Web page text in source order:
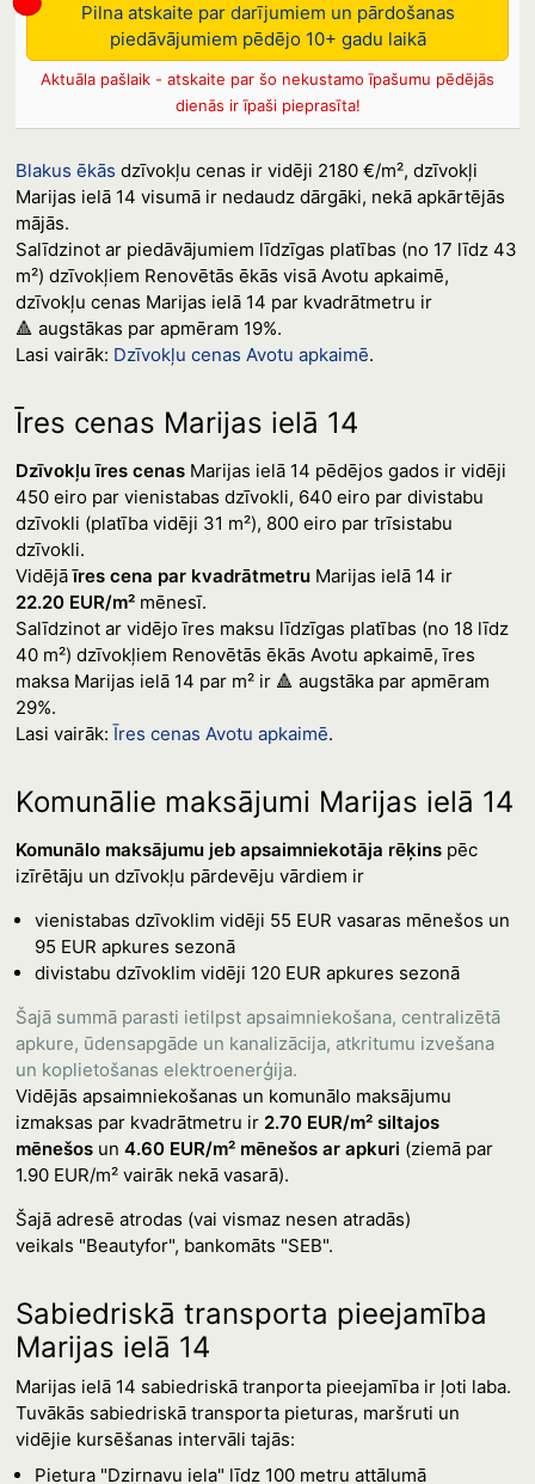
Pilna atskaite par darījumiem un pārdošanas
piedāvājumiem pēdējo 10+ gadu laikā
Aktuāla pašlaik - atskaite par šo nekustamo īpašumu pēdējās
dienās ir īpaši pieprasīta!
Blakus ēkās dzīvokļu cenas ir vidēji 2180 €/m², dzīvokļi
Marijas ielā 14 visumā ir nedaudz dārgāki, nekā apkārtējās
mājās.
Salīdzinot ar piedāvājumiem līdzīgas platības (no 17 līdz 43
m²) dzīvokļiem Renovētās ēkās visā Avotu apkaimē,
dzīvokļu cenas Marijas ielā 14 par kvadrātmetru ir
🔺 augstākas par apmēram 19%.
Lasi vairāk: Dzīvokļu cenas Avotu apkaimē.
Īres cenas Marijas ielā 14
Dzīvokļu īres cenasMarijas ielā 14 pēdējos gados ir vidēji
450 eiro par vienistabas dzīvokli, 640 eiro par divistabu
dzīvokli (platība vidēji 31 m²), 800 eiro par trīsistabu
dzīvokli.
Vidējāīres cena par kvadrātmetruMarijas ielā 14 ir
22.20 EUR/m²mēnesī.
Salīdzinot ar vidējo īres maksu līdzīgas platības (no 18 līdz
40 m²) dzīvokļiem Renovētās ēkās Avotu apkaimē, īres
maksa Marijas ielā 14 par m² ir 🔺 augstāka par apmēram
29%.
Lasi vairāk:Īres cenas Avotu apkaimē.
Komunālie maksājumi Marijas ielā 14
Komunālo maksājumu jeb apsaimniekotāja rēķinspēc
izīrētāju un dzīvokļu pārdevēju vārdiem ir
vienistabas dzīvoklim vidēji 55 EUR vasaras mēnešos un
95 EUR apkures sezonā
divistabu dzīvoklim vidēji 120 EUR apkures sezonā
Šajā summā parasti ietilpst apsaimniekošana, centralizētā
apkure, ūdensapgāde un kanalizācija, atkritumu izvešana
un koplietošanas elektroenerģija.
Vidējās apsaimniekošanas un komunālo maksājumu
izmaksas par kvadrātmetru ir 2.70 EUR/m² siltajos
mēnešosun 4.60 EUR/m² mēnešos ar apkuri (ziemā par
1.90 EUR/m² vairāk nekā vasarā).
Šajā adresē atrodas (vai vismaz nesen atradās)
veikals "Beautyfor", bankomāts "SEB".
Sabiedriskā transporta pieejamība
Marijas ielā 14
Marijas ielā 14 sabiedriskā tranporta pieejamība ir ļoti laba.
Tuvākās sabiedriskā transporta pieturas, maršruti un
vidējie kursēšanas intervāli tajās:
Pietura "Dzirnavu iela" līdz 100 metru attālumā